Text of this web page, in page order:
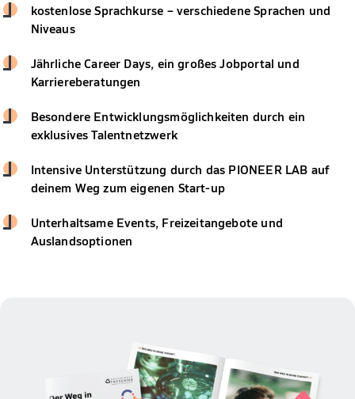
kostenlose Sprachkurse – verschiedene Sprachen und
Niveaus
Jährliche Career Days, ein großes Jobportal und
Karriereberatungen
Besondere Entwicklungsmöglichkeiten durch ein
exklusives Talentnetzwerk
Intensive Unterstützung durch das PIONEER LAB auf
deinem Weg zum eigenen Start-up
Unterhaltsame Events, Freizeitangebote und
Auslandsoptionen